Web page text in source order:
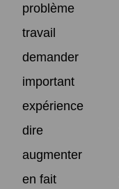
problème
travail
demander
important
expérience
dire
augmenter
en fait